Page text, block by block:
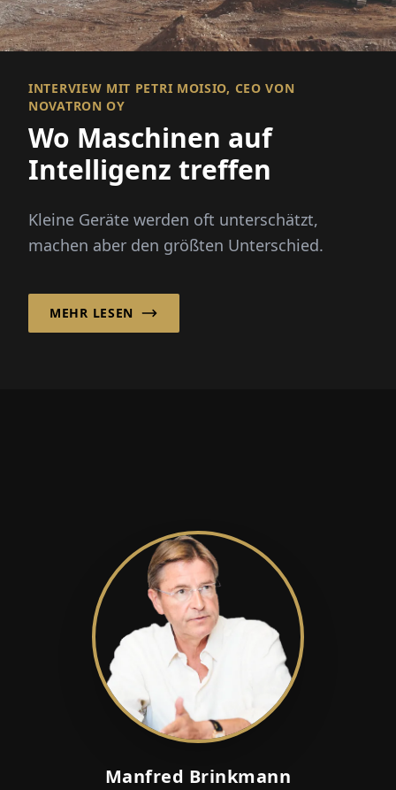
INTERVIEW MIT PETRI MOISIO, CEO VON
NOVATRON OY
Wo Maschinen auf
Intelligenz treffen
Kleine Geräte werden oft unterschätzt,
machen aber den größten Unterschied.
MEHR LESEN
Manfred Brinkmann